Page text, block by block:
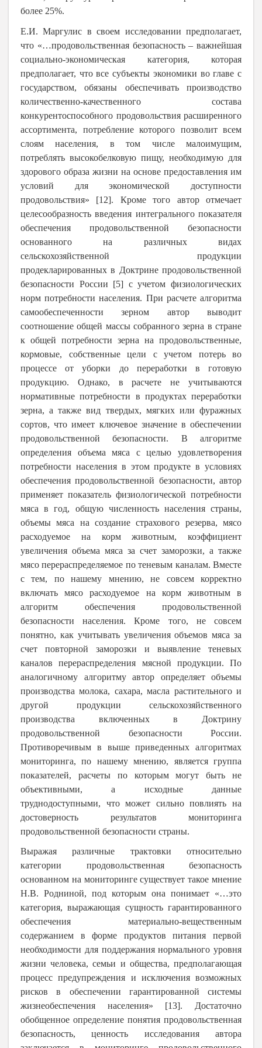
более 25%.
Е.И. Маргулис в своем исследовании предполагает,
что «…продовольственная безопасность – важнейшая
социально-экономическая категория, которая
предполагает, что все субъекты экономики во главе с
государством, обязаны обеспечивать производство
количественно-качественного состава
конкурентоспособного продовольствия расширенного
ассортимента, потребление которого позволит всем
слоям населения, в том числе малоимущим,
потреблять высокобелковую пищу, необходимую для
здорового образа жизни на основе предоставления им
условий для экономической доступности
продовольствия» [12]. Кроме того автор отмечает
целесообразность введения интегрального показателя
обеспечения продовольственной безопасности
основанного на различных видах
сельскохозяйственной продукции
продекларированных в Доктрине продовольственной
безопасности России [5] с учетом физиологических
норм потребности населения. При расчете алгоритма
самообеспеченности зерном автор выводит
соотношение общей массы собранного зерна в стране
к общей потребности зерна на продовольственные,
кормовые, собственные цели с учетом потерь во
процессе от уборки до переработки в готовую
продукцию. Однако, в расчете не учитываются
нормативные потребности в продуктах переработки
зерна, а также вид твердых, мягких или фуражных
сортов, что имеет ключевое значение в обеспечении
продовольственной безопасности. В алгоритме
определения объема мяса с целью удовлетворения
потребности населения в этом продукте в условиях
обеспечения продовольственной безопасности, автор
применяет показатель физиологической потребности
мяса в год, общую численность населения страны,
объемы мяса на создание страхового резерва, мясо
расходуемое на корм животным, коэффициент
увеличения объема мяса за счет заморозки, а также
мясо перераспределяемое по теневым каналам. Вместе
с тем, по нашему мнению, не совсем корректно
включать мясо расходуемое на корм животным в
алгоритм обеспечения продовольственной
безопасности населения. Кроме того, не совсем
понятно, как учитывать увеличения объемов мяса за
счет повторной заморозки и выявление теневых
каналов перераспределения мясной продукции. По
аналогичному алгоритму автор определяет объемы
производства молока, сахара, масла растительного и
другой продукции сельскохозяйственного
производства включенных в Доктрину
продовольственной безопасности России.
Противоречивым в выше приведенных алгоритмах
мониторинга, по нашему мнению, является группа
показателей, расчеты по которым могут быть не
объективными, а исходные данные
труднодоступными, что может сильно повлиять на
достоверность результатов мониторинга
продовольственной безопасности страны.
Выражая различные трактовки относительно
категории продовольственная безопасность
основанном на мониторинге существует такое мнение
Н.В. Родниной, под которым она понимает «…это
категория, выражающая сущность гарантированного
обеспечения материально-вещественным
содержанием в форме продуктов питания первой
необходимости для поддержания нормального уровня
жизни человека, семьи и общества, предполагающая
процесс предупреждения и исключения возможных
рисков в обеспечении гарантированной системы
жизнеобеспечения населения» [13]. Достаточно
обобщенное определение понятия продовольственная
безопасность, ценность исследования автора